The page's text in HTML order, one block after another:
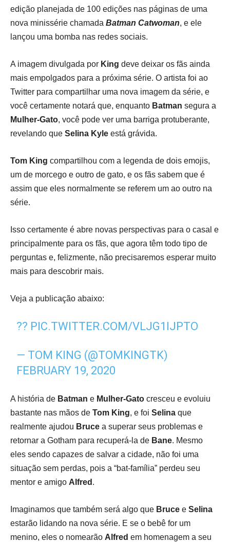
edição planejada de 100 edições nas páginas de uma
nova minissérie chamada Batman Catwoman, e ele
lançou uma bomba nas redes sociais.
A imagem divulgada por King deve deixar os fãs ainda
mais empolgados para a próxima série. O artista foi ao
Twitter para compartilhar uma nova imagem da série, e
você certamente notará que, enquanto Batman segura a
Mulher-Gato, você pode ver uma barriga protuberante,
revelando que Selina Kyle está grávida.
Tom King compartilhou com a legenda de dois emojis,
um de morcego e outro de gato, e os fãs sabem que é
assim que eles normalmente se referem um ao outro na
série.
Isso certamente é abre novas perspectivas para o casal e
principalmente para os fãs, que agora têm todo tipo de
perguntas e, felizmente, não precisaremos esperar muito
mais para descobrir mais.
Veja a publicação abaixo:
?? PIC.TWITTER.COM/VLJG1IJPTO
— TOM KING (@TOMKINGTK)
FEBRUARY 19, 2020
A história de Batman e Mulher-Gato cresceu e evoluiu
bastante nas mãos de Tom King, e foi Selina que
realmente ajudou Bruce a superar seus problemas e
retornar a Gotham para recuperá-la de Bane. Mesmo
eles sendo capazes de salvar a cidade, não foi uma
situação sem perdas, pois a “bat-família” perdeu seu
mentor e amigo Alfred .
Imaginamos que também será algo que Bruce e Selina
estarão lidando na nova série. E se o bebê for um
menino, eles o nomearão Alfred em homenagem a seu